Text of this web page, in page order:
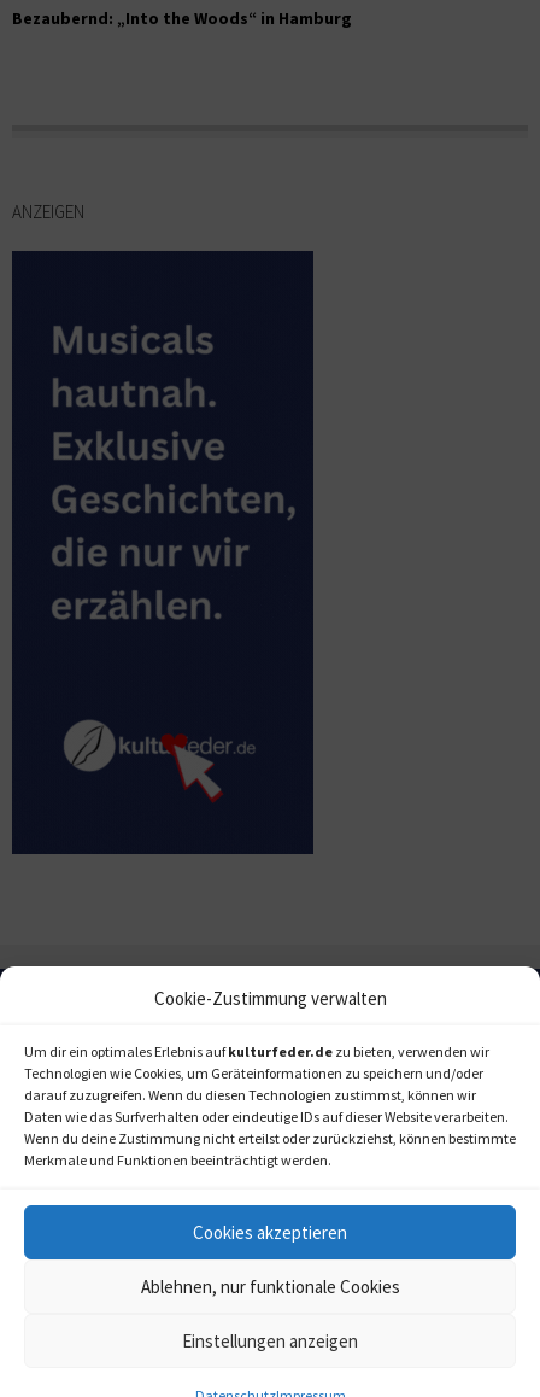
Cookie-Zustimmung verwalten
Um dir ein optimales Erlebnis aufkulturfeder.de zu bieten, verwenden wir
Technologien wie Cookies, um Geräteinformationen zu speichern und/oder
darauf zuzugreifen. Wenn du diesen Technologien zustimmst, können wir
Daten wie das Surfverhalten oder eindeutige IDs auf dieser Website verarbeiten.
Wenn du deine Zustimmung nicht erteilst oder zurückziehst, können bestimmte
Merkmale und Funktionen beeinträchtigt werden.
Cookies akzeptieren
Ablehnen, nur funktionale Cookies
Einstellungen anzeigen
Bezaubernd: „Into the Woods“ in Hamburg
ANZEIGEN
© 2006-2020 LAPPmedien+events
kulturfeder.de –